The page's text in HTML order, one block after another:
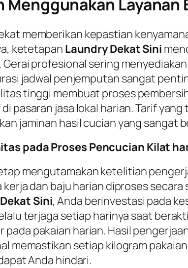
memberikan kepastian
ketetapan Laundry Dekat Sini
profesional sering
jadwal penjemputan sangat
tinggi membuat proses
pasaran jasa lokal harian. Tarif
jaminan hasil cucian yang sangat
pada Proses Pencucian Kilat
mengutamakan ketelitian
dan baju harian diproses
Sini, Anda berinvestasi pada
terjaga setiap harinya saat
pada pakaian harian. Hasil
memastikan setiap kilogram
Anda hindari.